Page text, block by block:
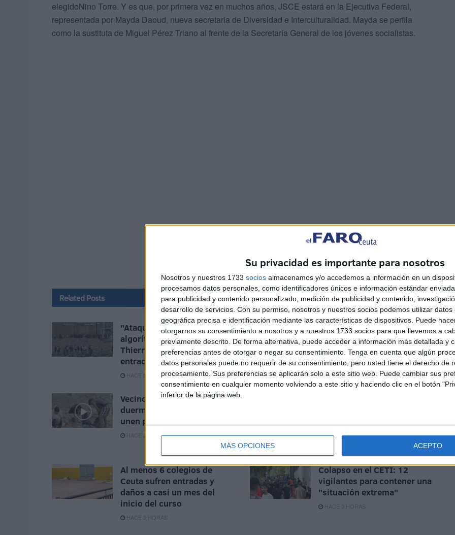
Su privacidad es importante para nosotros
Nosotros y nuestros 1733 socios almacenamos y/o accedemos a información en un
procesamos datos personales, como identificadores únicos e información estándar
para publicidad y contenido personalizado, medición de publicidad y contenido,
desarrollo de servicios. Con su permiso, nosotros y nuestros socios podemos utilizar datos
geográfica precisa e identificación mediante las características de dispositivos. Puede
otorgarnos su consentimiento a nosotros y a nuestros 1733 socios para que llevemos a
previamente descrito. De forma alternativa, puede acceder a información más detallada y
preferencias antes de otorgar o negar su consentimiento. Tenga en cuenta que algún
datos personales puede no requerir de su consentimiento, pero usted tiene el derecho de
procesamiento. Sus preferencias se aplicarán solo a este sitio web. Puede cambiar sus
consentimiento en cualquier momento volviendo a este sitio y haciendo clic en el botón
inferior de la página web.
MÁS OPCIONES ACEPTO
elegidoNino Torre. Y es que, por primera vez en muchos años, JSCE estará en la Ejecutiva Federal,
representada por Mayda Daoud, nueva secretaria de Diversidad e Interculturalidad. Mayda se perfila
como la sustituta de Miguel Pérez Triano al frente de la Secretaría General de los jóvenes socialistas.
Related Posts
"Ataque híbrido
algorítmico", el análisis de
Thierry Breton sobre la
entrada masiva en Ceuta
HACE 5 MINUTOS
La contracrónica del Ceuta-
Málaga: Faltan fichajes, pero
sobran los motivos para
ilusionarse
HACE 1 HORA
Vecinos e inmigrantes que
duermen en el Sarchal se
unen para limpiar la playa
HACE 2 HORAS
Al menos 6 colegios de
Ceuta sufren entradas y
daños a casi un mes del
inicio del curso
HACE 3 HORAS
Colapso en el CETI: 12
vigilantes para contener una
"situación extrema"
HACE 3 HORAS